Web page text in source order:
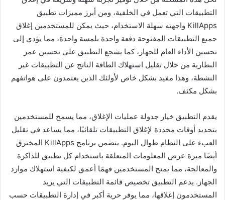
التطبيقات التي تعمل في الخلفية، ومن أبرز مميزات تطبيق
KillApps واجهته سهلة الاستخدام، حيث يمكن للمستخدمين إغلاق
جميع التطبيقات المفتوحة دفعة واحدة بلمسة واحدة، مما يؤدي إلى
تحسين الأداء العام للجهاز، كما يشجع التطبيق على تحسين عمر
البطارية من خلال تقليل استهلاك الطاقة الناتج عن التطبيقات غير
النشطة، وهذا مفيد بشكل خاص لأولئك الذين يعتمدون على هواتفهم
بشكل مكثف.
يقدم التطبيق خيار جدولة عمليات الإغلاق، مما يسمح للمستخدمين
بتحديد أوقات محددة لإغلاق التطبيقات تلقائيًا، مما يساعد في تقليل
العبء على النظام طوال اليوم. يتضمن برنامج KillApps المخترق
أيضًا ميزة عرض المعلومات المتعلقة باستخدام كل تطبيق للذاكرة
والمعالجة، مما يمنح المستخدمين فهمًا أعمق لكيفية استهلاك موارد
الجهاز. يدعم التطبيق تخصيص قائمة التطبيقات التي يريد
المستخدمون إغلاقها، مما يوفر حرية أكبر في إدارة التطبيقات حسب